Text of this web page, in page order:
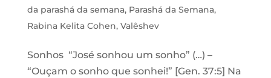
da parashá da semana, Parashá da Semana,
Rabina Kelita Cohen, Valêshev
Sonhos “José sonhou um sonho” (…) –
“Ouçam o sonho que sonhei!” [Gen. 37:5] Na